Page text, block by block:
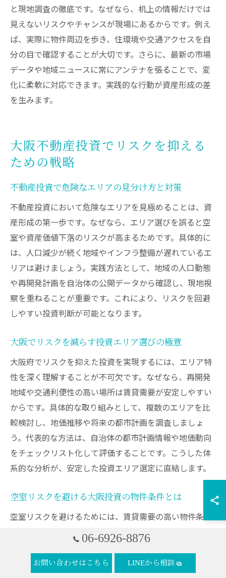
と現地調査の徹底です。なぜなら、机上の情報だけでは
見えないリスクやチャンスが現場にあるからです。例え
ば、実際に物件周辺を歩き、住環境や交通アクセスを自
分の目で確認することが大切です。さらに、最新の市場
データや地域ニュースに常にアンテナを張ることで、変
化に柔軟に対応できます。実践的な行動が資産形成の差
を生みます。
大阪不動産投資でリスクを抑える
ための戦略
不動産投資で危険なエリアの見分け方と対策
不動産投資において危険なエリアを見極めることは、資
産形成の第一歩です。なぜなら、エリア選びを誤ると空
室や資産価値下落のリスクが高まるためです。具体的に
は、人口減少が続く地域やインフラ整備が遅れているエ
リアは避けましょう。実践方法として、地域の人口動態
や再開発計画を自治体の公開データから確認し、現地視
察を重ねることが重要です。これにより、リスクを回避
しやすい投資判断が可能となります。
大阪でリスクを減らす投資エリア選びの極意
大阪府でリスクを抑えた投資を実現するには、エリア特
性を深く理解することが不可欠です。なぜなら、再開発
地域や交通利便性の高い場所は賃貸需要が安定しやすい
からです。具体的な取り組みとして、複数のエリアを比
較検討し、地価推移や将来の都市計画を調査しましょ
う。代表的な方法は、自治体の都市計画情報や地価動向
をチェックリスト化して評価することです。こうした体
系的な分析が、安定した投資エリア選定に直結します。
空室リスクを避ける大阪投資の物件条件とは
空室リスクを避けるためには、賃貸需要の高い物件条件
を押さえることが重要です。理由は、需要のある物件は
駅徒歩圏内や生活利便施設が近い物件、築年数が浅く設
06-6926-8876
お問い合わせはこちら LINEから相談